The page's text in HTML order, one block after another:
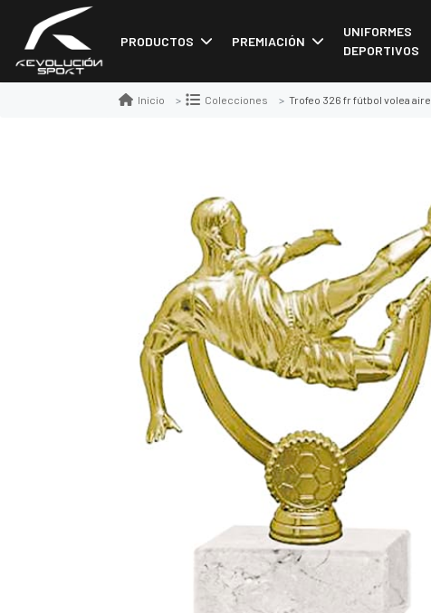
PRODUCTOS PREMIACIÓN
UNIFORMES
DEPORTIVOS
Inicio Colecciones Trofeo 326 fr fútbol volea aire